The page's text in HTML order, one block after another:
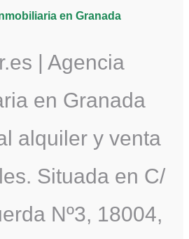
| Agencia
en Granada
alquiler y venta
Situada en C/
Nº3, 18004,